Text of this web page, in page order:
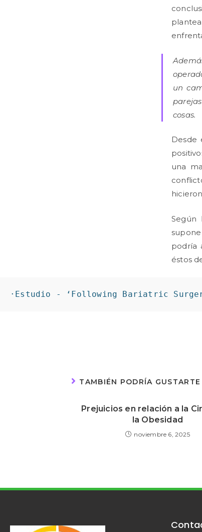
un
cosas.
Desde
una
Según
podría
éstos
·Estudio - ‘Following Bariatric
TAMBIÉN PODRÍA GUSTARTE
Prejuicios en relación a la
la Obesidad
noviembre 6, 2025